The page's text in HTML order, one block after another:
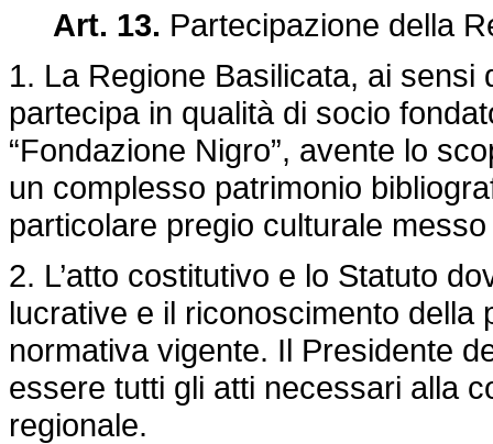
Art. 13. Partecipazione della
1. La Regione Basilicata, ai sensi
partecipa in qualità di socio
“Fondazione Nigro”, avente lo
un complesso patrimonio
particolare pregio culturale
2. L’atto costitutivo e lo Statuto
lucrative e il riconoscimento della
normativa vigente. Il Presidente
essere tutti gli atti necessari alla
regionale.